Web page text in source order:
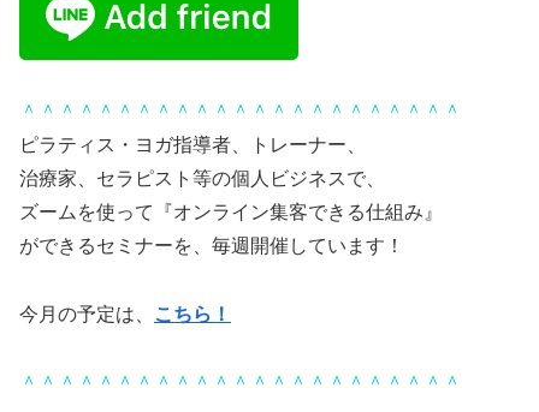
＾＾＾＾＾＾＾＾＾＾＾＾＾＾＾＾＾＾＾＾＾＾＾
ピラティス・ヨガ指導者、トレーナー、
治療家、セラピスト等の個人ビジネスで、
ズームを使って『オンライン集客できる仕組み』
ができるセミナーを、毎週開催しています！
今月の予定は、 こちら！
＾＾＾＾＾＾＾＾＾＾＾＾＾＾＾＾＾＾＾＾＾＾＾